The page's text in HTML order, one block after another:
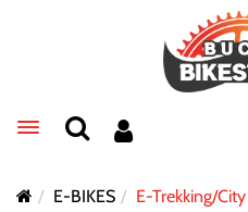
Toggle navigation
E-BIKES E-Trekking/City